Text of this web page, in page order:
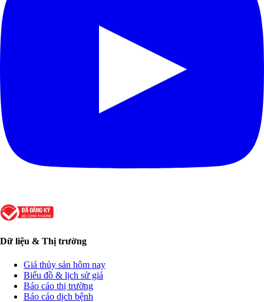
Dữ liệu & Thị trường
Giá thủy sản hôm nay
Biểu đồ & lịch sử giá
Báo cáo thị trường
Báo cáo dịch bệnh